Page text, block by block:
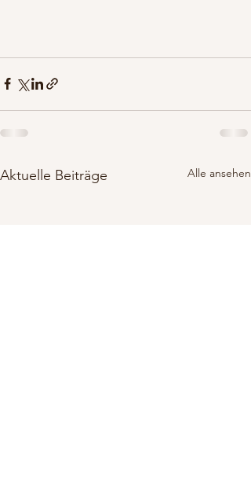
Aktuelle Beiträge Alle ansehen